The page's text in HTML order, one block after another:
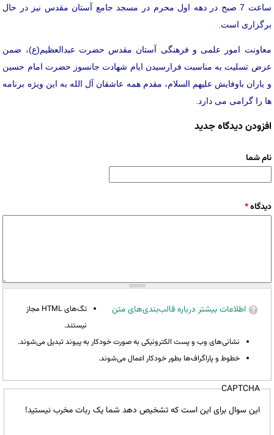
ساعت 7 صبح در دهه اول محرم در مسجد جامع آستان مقدس نیز در حال
برگزاری است.
معاونت امور علمی و فرهنگی آستان مقدس حضرت عبدالعظیم(ع)، ضمن
عرض تسلیت به مناسبت فرارسیدن ایام شهادت جانسوز حضرت امام حسین
و یاران باوفایش علیهم السلام، مقدم همه عاشقان آل الله به این ویژه برنامه
ها را گرامی می دارد.
افزودن دیدگاه جدید
نام شما
دیدگاه*
اطلاعات بیشتر درباره قالب‌بندی‌های متن
تگ‌های HTML مجاز
نیستند.
نشانی‌های وب و پست الکترونیکی به صورت خودکار به پیوند تبدیل می‌شوند.
خطوط و پاراگراف‌ها بطور خودکار اعمال می‌شوند.
CAPTCHA
این سوال برای این است که تشخیص دهد شما یک ربات مخرب نیستید!